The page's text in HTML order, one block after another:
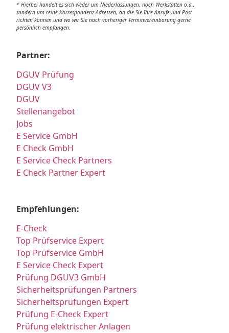
* Hierbei handelt es sich weder um Niederlassungen, noch Werkstätten o.ä.,
sondern um reine Korrespondenz-Adressen, an die Sie Ihre Anrufe und Post
richten können und wo wir Sie nach vorheriger Terminvereinbarung gerne
persönlich empfangen.
Partner:
DGUV Prüfung
DGUV V3
DGUV
Stellenangebot
Jobs
E Service GmbH
E Check GmbH
E Service Check Partners
E Check Partner Expert
Empfehlungen:
E-Check
Top Prüfservice Expert
Top Prüfservice GmbH
E Service Check Expert
Prüfung DGUV3 GmbH
Sicherheitsprüfungen Partners
Sicherheitsprüfungen Expert
Prüfung E-Check Expert
Prüfung elektrischer Anlagen